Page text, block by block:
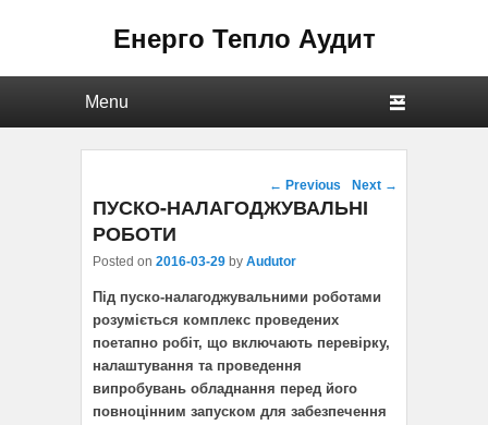
Енерго Тепло Аудит
Post navigation
← Previous Next →
ПУСКО-НАЛАГОДЖУВАЛЬНІ
РОБОТИ
Posted on 2016-03-29 by Audutor
Під пуско-налагоджувальними роботами
розуміється комплекс проведених
поетапно робіт, що включають перевірку,
налаштування та проведення
випробувань обладнання перед його
повноцінним запуском для забезпечення